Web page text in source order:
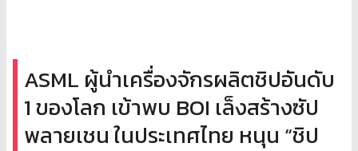
ASML ผู้นำเครื่องจักรผลิตชิปอันดับ
1 ของโลก เข้าพบ BOI เล็งสร้างซัป
พลายเชน ในประเทศไทย หนุน “ชิป